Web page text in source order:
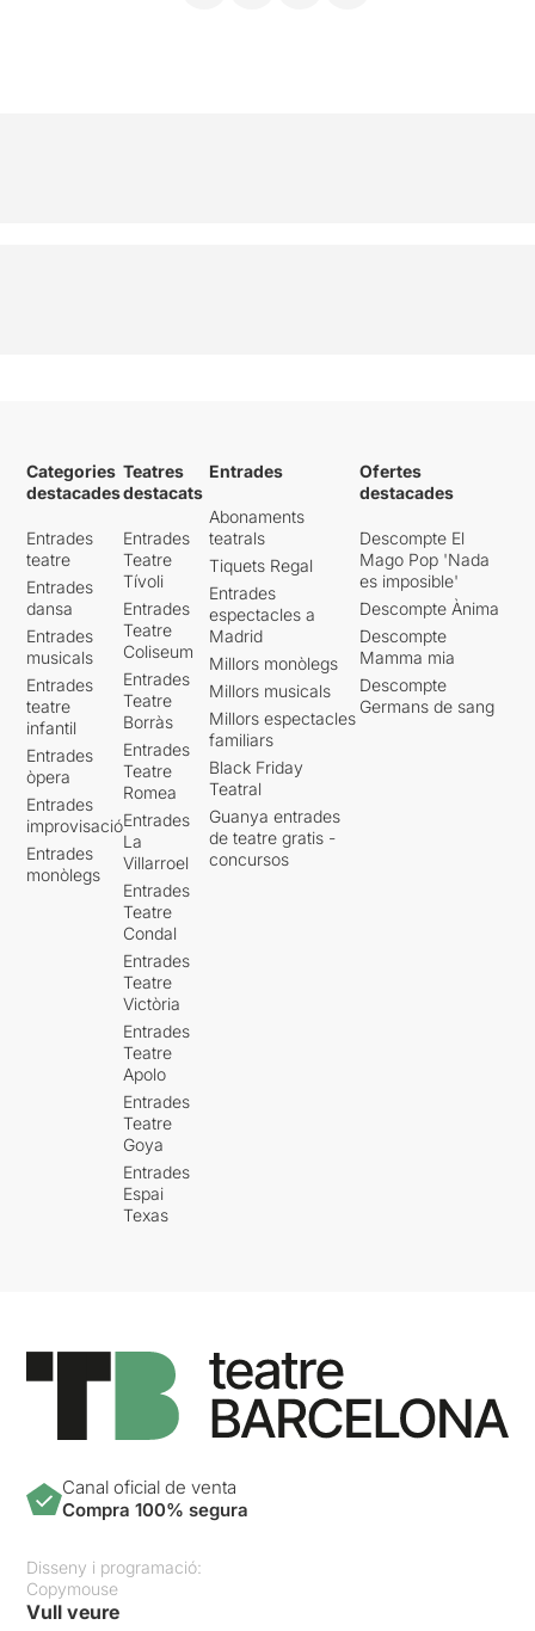
Categories
destacades
Entrades
teatre
Entrades
dansa
Entrades
musicals
Entrades
teatre
infantil
Entrades
òpera
Entrades
improvisació
Entrades
monòlegs
Teatres
destacats
Entrades
Teatre
Tívoli
Entrades
Teatre
Coliseum
Entrades
Teatre
Borràs
Entrades
Teatre
Romea
Entrades
La
Villarroel
Entrades
Teatre
Condal
Entrades
Teatre
Victòria
Entrades
Teatre
Apolo
Entrades
Teatre
Goya
Entrades
Espai
Texas
Entrades
Abonaments
teatrals
Tiquets Regal
Entrades
espectacles a
Madrid
Millors monòlegs
Millors musicals
Millors espectacles
familiars
Black Friday
Teatral
Guanya entrades
de teatre gratis -
concursos
Ofertes
destacades
Descompte El
Mago Pop 'Nada
es imposible'
Descompte Ànima
Descompte
Mamma mia
Descompte
Germans de sang
Canal oficial de venta
Compra 100% segura
Disseny i programació:
Copymouse
Vull veure